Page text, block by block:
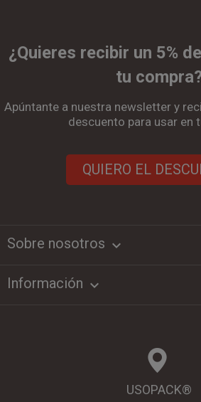
¿Quieres recibir un 5%
tu
Apúntante a nuestra newsletter y
descuento para usar en
QUIERO EL
Sobre nosotros keyboard_arrow_down
Información 
USOPACK®